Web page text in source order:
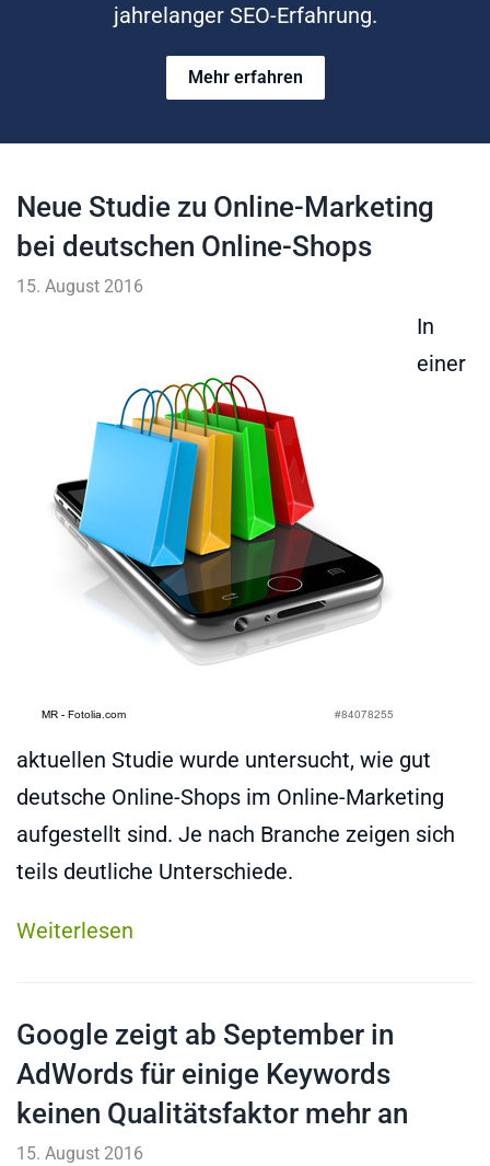
jahrelanger SEO-Erfahrung.
Mehr erfahren
Neue Studie zu Online-Marketing
bei deutschen Online-Shops
15. August 2016
In
einer
aktuellen Studie wurde untersucht, wie gut
deutsche Online-Shops im Online-Marketing
aufgestellt sind. Je nach Branche zeigen sich
teils deutliche Unterschiede.
Weiterlesen
Google zeigt ab September in
AdWords für einige Keywords
keinen Qualitätsfaktor mehr an
15. August 2016